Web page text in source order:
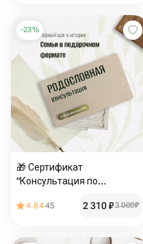
-23%
🎁 Сертификат
"Консультация по
4.8445 2 310₽3 000₽